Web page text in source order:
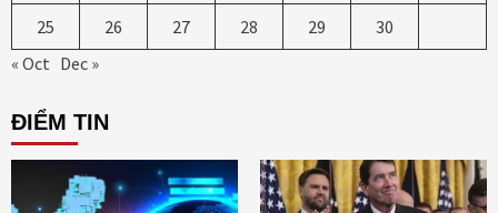
25 26 27 28 29
30
« Oct Dec »
ĐIỂM TIN